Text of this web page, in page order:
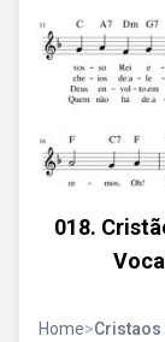
018.
Home>Cristaos